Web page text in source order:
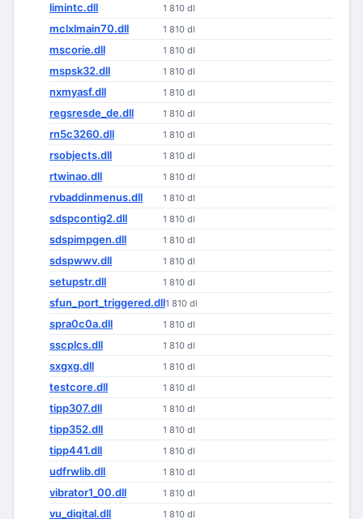
limintc.dll 1 810 dl
mclxlmain70.dll 1 810 dl
mscorie.dll 1 810 dl
mspsk32.dll 1 810 dl
nxmyasf.dll 1 810 dl
regsresde_de.dll 1 810 dl
rn5c3260.dll 1 810 dl
rsobjects.dll 1 810 dl
rtwinao.dll 1 810 dl
rvbaddinmenus.dll 1 810 dl
sdspcontig2.dll 1 810 dl
sdspimpgen.dll 1 810 dl
sdspwwv.dll 1 810 dl
setupstr.dll 1 810 dl
sfun_port_triggered.dll1 810 dl
spra0c0a.dll 1 810 dl
sscplcs.dll 1 810 dl
sxgxg.dll 1 810 dl
testcore.dll 1 810 dl
tipp307.dll 1 810 dl
tipp352.dll 1 810 dl
tipp441.dll 1 810 dl
udfrwlib.dll 1 810 dl
vibrator1_00.dll 1 810 dl
vu_digital.dll 1 810 dl